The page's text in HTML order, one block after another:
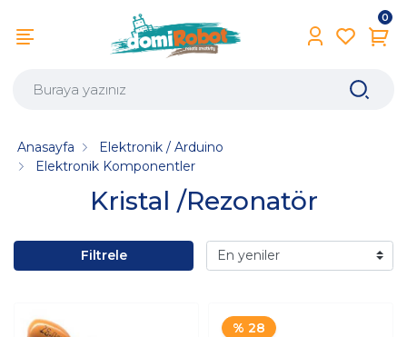
0
Kristal /Rezonatör
Anasayfa
Elektronik / Arduino
Elektronik Komponentler
Filtrele
% 28